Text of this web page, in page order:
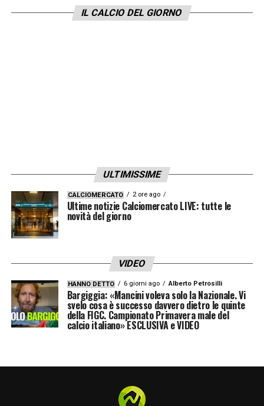
IL CALCIO DEL GIORNO
ULTIMISSIME
CALCIOMERCATO 2 ore ago
Ultime notizie Calciomercato LIVE: tutte le
novità del giorno
VIDEO
HANNO DETTO 6 giorni ago Alberto Petrosilli
Bargiggia: «Mancini voleva solo la Nazionale. Vi
svelo cosa è successo davvero dietro le quinte
della FIGC. Campionato Primavera male del
calcio italiano» ESCLUSIVA e VIDEO